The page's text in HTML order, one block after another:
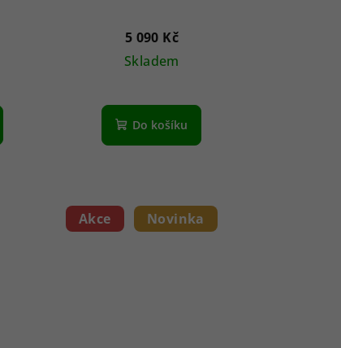
5 090 Kč
Skladem
Do košíku
Akce Novinka